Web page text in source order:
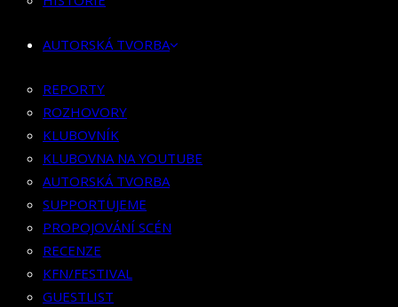
KLUBOVNA NA YOUTUBE
SUPPORTUJEME
PROPOJOVÁNÍ SCÉN
RECENZE
KFN/FESTIVAL
GUESTLIST
SPOLUPRÁCE
BOOKING
PR SPOLUPRÁCE
AUTORSKÁ TVORBA
REPORTY
ROZHOVORY
KLUBOVNÍK
KLUBOVNA NA YOUTUBE
AUTORSKÁ TVORBA
SUPPORTUJEME
PROPOJOVÁNÍ SCÉN
RECENZE
KFN/FESTIVAL
GUESTLIST